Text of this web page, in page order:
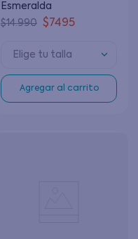
Esmeralda
$14.990 $7495
Elige tu talla
Agregar al carrito